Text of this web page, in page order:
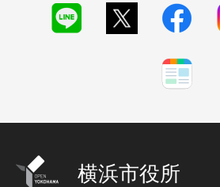
横浜市役所